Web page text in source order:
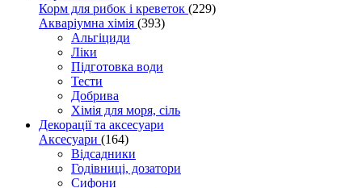
Корм для рибок і креветок (229)
Акваріумна хімія (393)
Альгіциди
Ліки
Підготовка води
Тести
Добрива
Хімія для моря, сіль
Декорації та аксесуари
Аксесуари (164)
Відсадники
Годівниці, дозатори
Сифони